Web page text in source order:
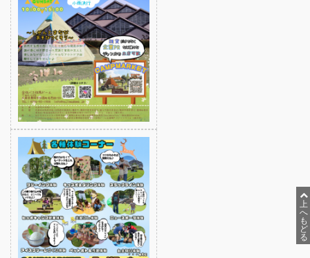
高速バスツアー
ゼンタンショップ
指定管理等
関連サービス事業
バス広告
ビジネスイン・全但
企業情報
上
へ
も
ど
る